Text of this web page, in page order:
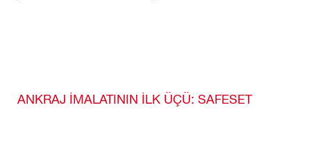
ANKRAJ İMALATININ İLK ÜÇÜ: SAFESET